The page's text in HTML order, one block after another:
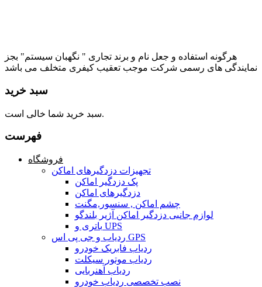
هرگونه استفاده و جعل نام و برند تجاری " نگهبان سیستم" بجز
نمایندگی های رسمی شرکت موجب تعقیب کیفری متخلف می باشد
سبد خرید
سبد خرید شما خالی است.
فهرست
فروشگاه
تجهیزات دزدگیرهای اماکن
پک دزدگیر اماکن
دزدگیرهای اماکن
چشم اماکن , سنسور,مگنت
لوازم جانبی دزدگیر اماکن آژیر بلندگو
باتری و UPS
ردیاب و جی پی اس GPS
ردیاب فابریک خودرو
ردیاب موتور سیکلت
ردیاب آهنربایی
نصب تخصصی ردیاب خودرو